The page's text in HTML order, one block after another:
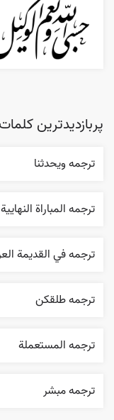
پربازدیدترین
ترجمه ويحدثنا
ترجمه المباراة النهایية
ترجمه في القديمة
ترجمه طلقکن
ترجمه المستعملة
ترجمه مبشر